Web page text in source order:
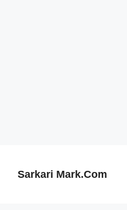
Sarkari Mark.Com